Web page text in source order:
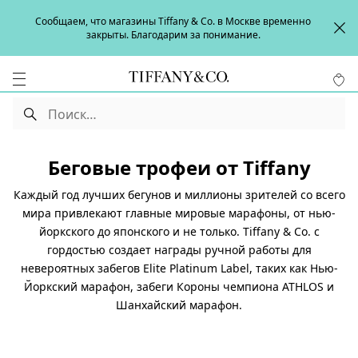
Сообщаем, что магазины Tiffany & Co. в Москве временно
закрыты. Благодарим за понимание.
Беговые трофеи от Tiffany
Каждый год лучших бегунов и миллионы зрителей со всего
мира привлекают главные мировые марафоны, от нью-
йоркского до японского и не только. Tiffany & Co. с
гордостью создает награды ручной работы для
невероятных забегов Elite Platinum Label, таких как Нью-
Йоркский марафон, забеги Короны чемпиона ATHLOS и
Шанхайский марафон.